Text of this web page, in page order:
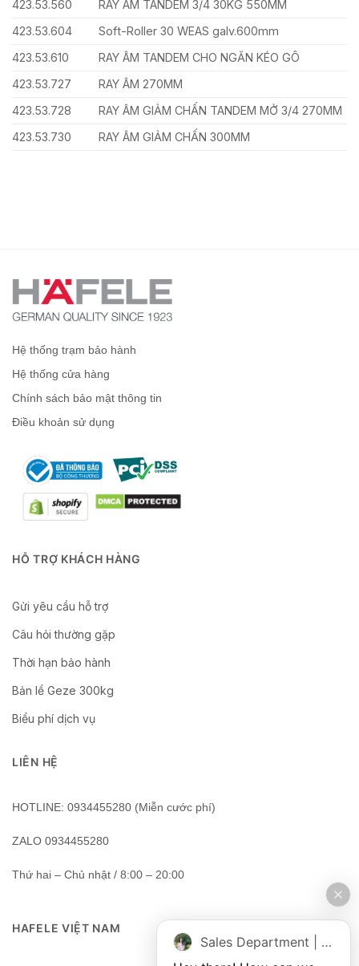
423.53.560
RAY ÂM TANDEM 3/4 30KG 550MM
423.53.604
Soft-Roller 30 WEAS galv.600mm
423.53.610
RAY ÂM TANDEM CHO NGĂN KÉO GÔ
423.53.727
RAY ÂM 270MM
423.53.728
RAY ÂM GIẢM CHẤN TANDEM MỞ 3/4 270MM
423.53.730
RAY ÂM GIẢM CHẤN 300MM
Hệ thống trạm bảo hành
Hệ thống cửa hàng
Chính sách bảo mật thông tin
Điều khoản sử dụng
HỖ TRỢ KHÁCH HÀNG
Gửi yêu cầu hỗ trợ
Câu hỏi thường gặp
Thời hạn bảo hành
Bản lề Geze 300kg
Biểu phí dịch vụ
LIÊN HỆ
HOTLINE: 0934455280 (Miễn cước phí)
ZALO 0934455280
Thứ hai – Chủ nhật / 8:00 – 20:00
HAFELE VIỆT NAM
Sales Department | Chat online